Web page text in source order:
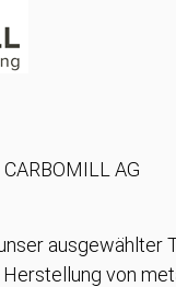
AG
ausgewählter
von